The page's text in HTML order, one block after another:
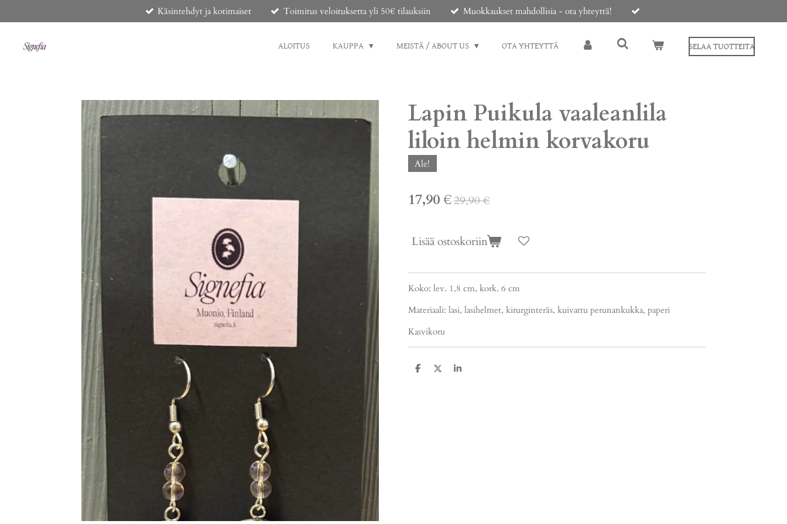
pääsisältöön
Käsintehdyt ja kotimaiset Toimitus veloituksetta yli 50€ tilauksiin Muokkaukset mahdollisia - ota yhteyttä!
ALOITUS KAUPPA MEISTÄ / ABOUT US OTA YHTEYTTÄ SELAA TUOTTEITA
Lapin Puikula vaaleanlila
liloin helmin korvakoru
Ale!
17,90 €29,90 €
Lisää ostoskoriin
Koko: lev. 1,8 cm, kork. 6 cm
Materiaali: lasi, lasihelmet, kirurginteräs, kuivattu perunankukka, paperi
Kasvikoru
J
J
J